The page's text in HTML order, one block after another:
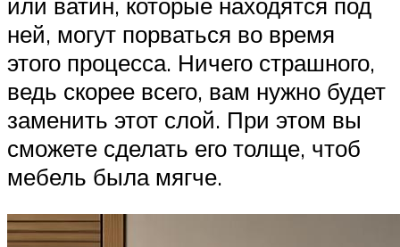
ней, могут порваться во время
этого процесса. Ничего страшного,
ведь скорее всего, вам нужно будет
заменить этот слой. При этом вы
сможете сделать его толще, чтоб
мебель была мягче.